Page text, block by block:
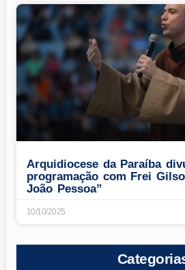
Arquidiocese da Paraíba
programação com Frei
João Pessoa”
10/10/2025